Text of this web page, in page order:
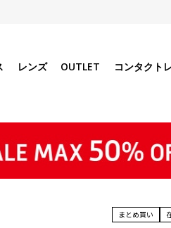
レンズ OUTLET コンタクト
まとめ買い